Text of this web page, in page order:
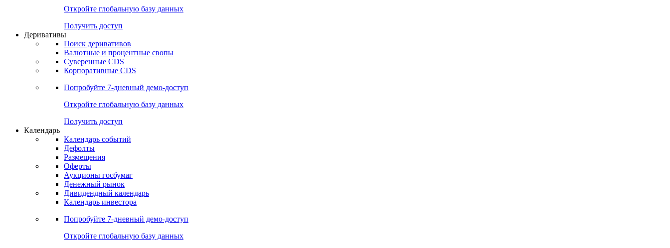
Откройте глобальную базу данных
Получить доступ
Деривативы
Поиск деривативов
Валютные и процентные свопы
Суверенные CDS
Корпоративные CDS
Попробуйте 7-дневный демо-доступ
Откройте глобальную базу данных
Получить доступ
Календарь
Календарь событий
Дефолты
Размещения
Оферты
Аукционы госбумаг
Денежный рынок
Дивидендный календарь
Календарь инвестора
Попробуйте 7-дневный демо-доступ
Откройте глобальную базу данных